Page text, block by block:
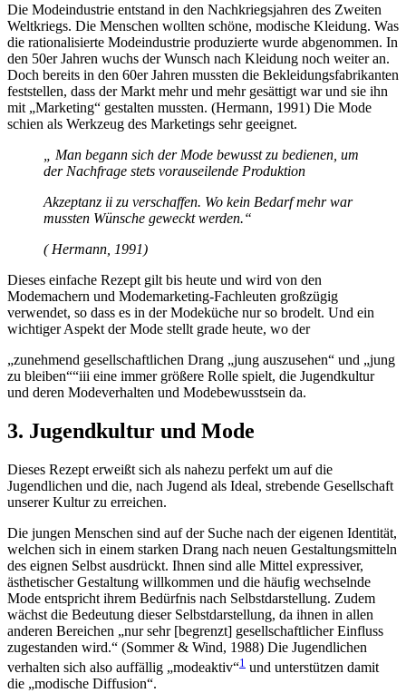
Die Modeindustrie entstand in den Nachkriegsjahren des Zweiten
Weltkriegs. Die Menschen wollten schöne, modische Kleidung. Was
die rationalisierte Modeindustrie produzierte wurde abgenommen. In
den 50er Jahren wuchs der Wunsch nach Kleidung noch weiter an.
Doch bereits in den 60er Jahren mussten die Bekleidungsfabrikanten
feststellen, dass der Markt mehr und mehr gesättigt war und sie ihn
mit „Marketing“ gestalten mussten. (Hermann, 1991) Die Mode
schien als Werkzeug des Marketings sehr geeignet.
„ Man begann sich der Mode bewusst zu bedienen, um
der Nachfrage stets vorauseilende Produktion
Akzeptanz ii zu verschaffen. Wo kein Bedarf mehr war
mussten Wünsche geweckt werden.“
( Hermann, 1991)
Dieses einfache Rezept gilt bis heute und wird von den
Modemachern und Modemarketing-Fachleuten großzügig
verwendet, so dass es in der Modeküche nur so brodelt. Und ein
wichtiger Aspekt der Mode stellt grade heute, wo der
„zunehmend gesellschaftlichen Drang
jung auszusehen und
jung
zu bleiben “iii eine immer größere Rolle spielt, die Jugendkultur
und deren Modeverhalten und Modebewusstsein da.
3. Jugendkultur und Mode
Dieses Rezept erweißt sich als nahezu perfekt um auf die
Jugendlichen und die, nach Jugend als Ideal, strebende Gesellschaft
unserer Kultur zu erreichen.
Die jungen Menschen sind auf der Suche nach der eigenen Identität,
welchen sich in einem starken Drang nach neuen Gestaltungsmitteln
des eignen Selbst ausdrückt. Ihnen sind alle Mittel expressiver,
ästhetischer Gestaltung willkommen und die häufig wechselnde
Mode entspricht ihrem Bedürfnis nach Selbstdarstellung. Zudem
wächst die Bedeutung dieser Selbstdarstellung, da ihnen in allen
anderen Bereichen „nur sehr [begrenzt] gesellschaftlicher Einfluss
zugestanden wird.“ (Sommer & Wind, 1988) Die Jugendlichen
verhalten sich also auffällig „modeaktiv“1 und unterstützen damit
die „modische Diffusion“.